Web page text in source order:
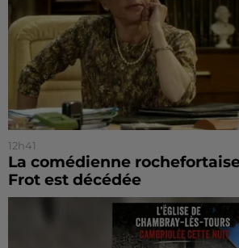
12h41
La comédienne
Frot est décédée